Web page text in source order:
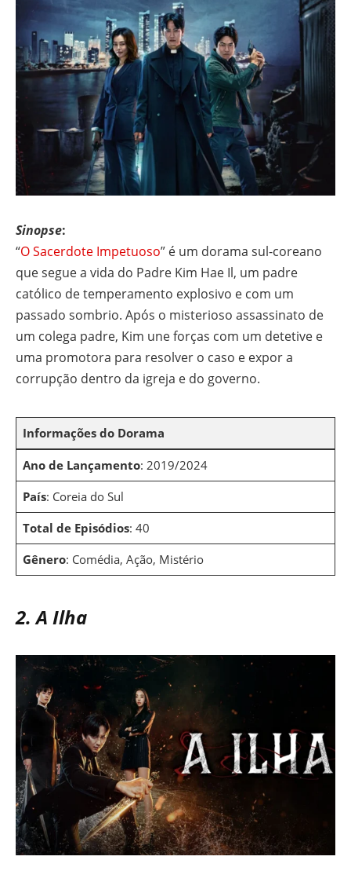
Sinopse:
“O Sacerdote Impetuoso” é um dorama sul-coreano
que segue a vida do Padre Kim Hae Il, um padre
católico de temperamento explosivo e com um
passado sombrio. Após o misterioso assassinato de
um colega padre, Kim une forças com um detetive e
uma promotora para resolver o caso e expor a
corrupção dentro da igreja e do governo.
Informações do Dorama
Ano de Lançamento: 2019/2024
País: Coreia do Sul
Total de Episódios: 40
Gênero: Comédia, Ação, Mistério
2. A Ilha